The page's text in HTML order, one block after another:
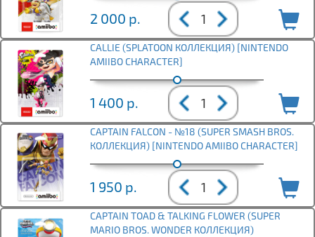
2 000 р.
CALLIE (SPLATOON КОЛЛЕКЦИЯ) [NINTENDO
AMIIBO CHARACTER]
1 400 р.
CAPTAIN FALCON - №18 (SUPER SMASH BROS.
КОЛЛЕКЦИЯ) [NINTENDO AMIIBO CHARACTER]
1 950 р.
CAPTAIN TOAD & TALKING FLOWER (SUPER
MARIO BROS. WONDER КОЛЛЕКЦИЯ)